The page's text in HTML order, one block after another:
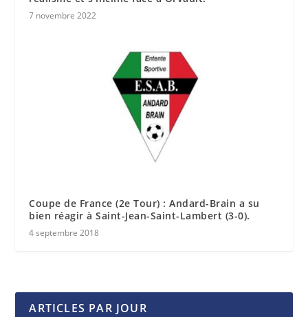
7 novembre 2022
Coupe de France (2e Tour) : Andard-Brain a su
bien réagir à Saint-Jean-Saint-Lambert (3-0).
4 septembre 2018
ARTICLES PAR JOUR